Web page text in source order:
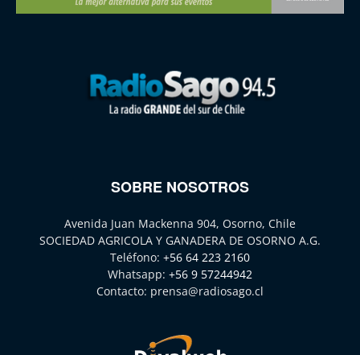
SOBRE NOSOTROS
Avenida Juan Mackenna 904, Osorno, Chile
SOCIEDAD AGRICOLA Y GANADERA DE OSORNO A.G.
Teléfono: +56 64 223 2160
Whatsapp: +56 9 57244942
Contacto: prensa@radiosago.cl